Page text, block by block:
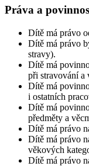
Práva a
Dítě má právo
Dítě má právo
stravy).
Dítě má
při stravování a
Dítě má
i ostatních
Dítě má
předměty a
Dítě má právo
Dítě má právo
věkových
Dítě má právo